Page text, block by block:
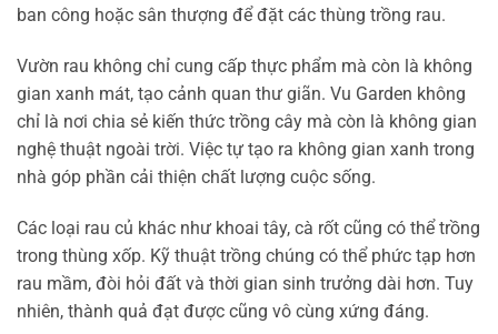
ban công hoặc sân thượng để đặt các thùng trồng rau.
Vườn rau không chỉ cung cấp thực phẩm mà còn là không
gian xanh mát, tạo cảnh quan thư giãn. Vu Garden không
chỉ là nơi chia sẻ kiến thức trồng cây mà còn là không gian
nghệ thuật ngoài trời. Việc tự tạo ra không gian xanh trong
nhà góp phần cải thiện chất lượng cuộc sống.
Các loại rau củ khác như khoai tây, cà rốt cũng có thể trồng
trong thùng xốp. Kỹ thuật trồng chúng có thể phức tạp hơn
rau mầm, đòi hỏi đất và thời gian sinh trưởng dài hơn. Tuy
nhiên, thành quả đạt được cũng vô cùng xứng đáng.